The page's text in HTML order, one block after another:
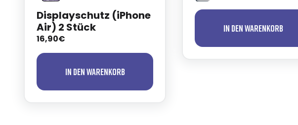
Displayschutz (iPhone
Air) 2 Stück
16,90€
In den Warenkorb
In den Warenkorb